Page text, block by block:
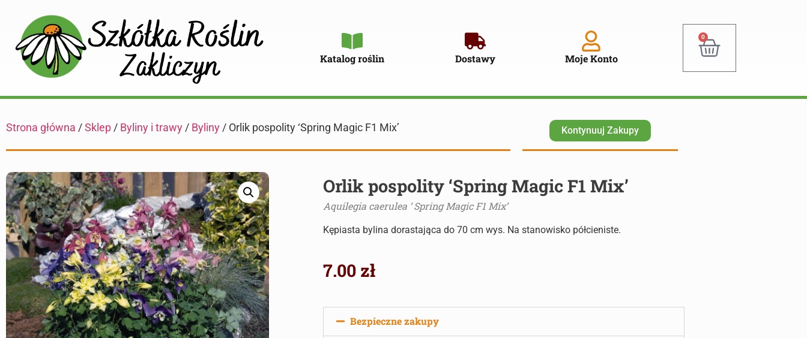
Katalog roślin Dostawy Moje Konto
0
Strona główna / Sklep / Byliny i trawy / Byliny / Orlik pospolity ‘Spring Magic F1 Mix’ Kontynuuj Zakupy
Orlik pospolity ‘Spring Magic F1 Mix’
Aquilegia caerulea ‘ Spring Magic F1 Mix’
Kępiasta bylina dorastająca do 70 cm wys. Na stanowisko półcieniste.
7.00 zł
Bezpieczne zakupy